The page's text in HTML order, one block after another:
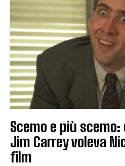
Scemo e più
Jim Carrey voleva
film